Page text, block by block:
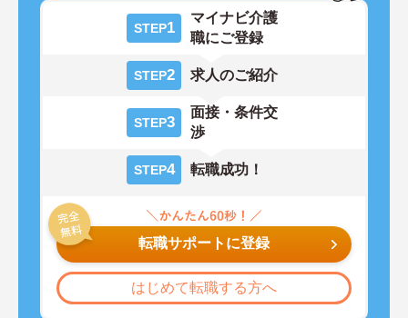
STEP1
マイナビ介護
職にご登録
STEP2 求人のご紹介
STEP3
面接・条件交
渉
STEP4 転職成功！
転職サポートに登録
はじめて転職する方へ